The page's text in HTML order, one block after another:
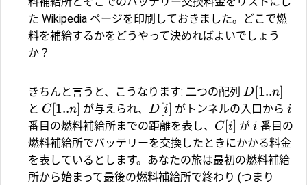
た Wikipedia ページを印刷しておきました。どこで燃
料を補給するかをどうやって決めればよいでしょう
か？
きちんと言うと、こうなります: 二つの配列 D [1..n]
と C [1..n] が与えられ、D [i] がトンネルの入口から i
番目の燃料補給所までの距離を表し、 C [i] がi 番目の
燃料補給所でバッテリーを交換したときにかかる料金
を表しているとします。あなたの旅は最初の燃料補給
所から始まって最後の燃料補給所で終わり (つまり